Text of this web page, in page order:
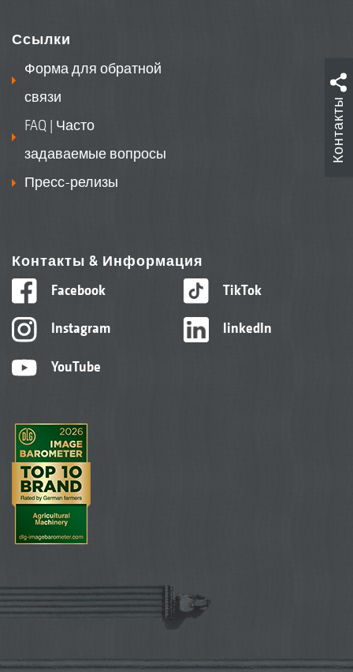
Ссылки
Форма для обратной
связи
FAQ | Часто
задаваемые вопросы
Пресс-релизы
Контакты & Информация
Facebook
Instagram
YouTube
TikTok
linkedIn
Контакты